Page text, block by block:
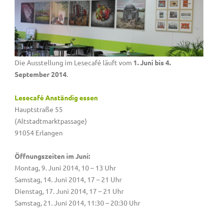
Die Ausstellung im Lesecafé läuft vom 1. Juni bis 4.
September 2014.
Lesecafé Anständig essen
Hauptstraße 55
(Altstadtmarktpassage)
91054 Erlangen
Öffnungszeiten im Juni:
Montag, 9. Juni 2014, 10 – 13 Uhr
Samstag, 14. Juni 2014, 17 – 21 Uhr
Dienstag, 17. Juni 2014, 17 – 21 Uhr
Samstag, 21. Juni 2014, 11:30 – 20:30 Uhr